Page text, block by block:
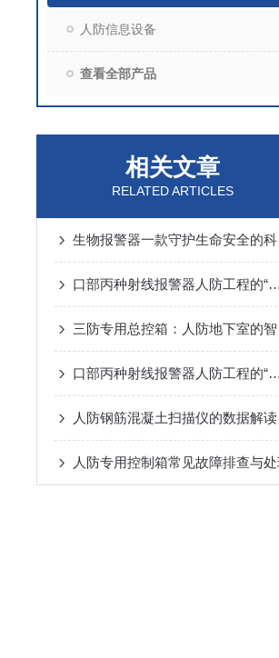
人防信息设备
查看全部产品
相关文章
RELATED ARTICLES
口部丙种射线报警器人防工程的“核生化”哨兵
口部丙种射线报警器人防工程的“辐射哨兵”
人防钢筋混凝土扫描仪的数据解读
人防专用控制箱常见故障排查与